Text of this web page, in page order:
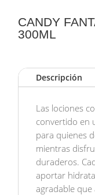
CANDY
300ML
Descripción
Las lociones
convertido en
para quienes
mientras
duraderos.
aportar
agradable